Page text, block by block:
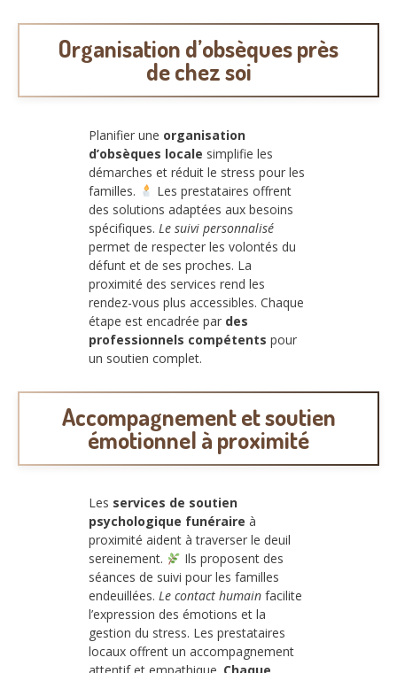
Organisation d’obsèques près
de chez soi
Planifier une organisation
d’obsèques locale simplifie les
démarches et réduit le stress pour les
familles.
Les prestataires offrent
des solutions adaptées aux besoins
spécifiques. Le suivi personnalisé
permet de respecter les volontés du
défunt et de ses proches. La
proximité des services rend les
rendez-vous plus accessibles. Chaque
étape est encadrée par des
professionnels compétents pour
un soutien complet.
Accompagnement et soutien
émotionnel à proximité
Les services de soutien
psychologique funéraire à
proximité aident à traverser le deuil
sereinement.
Ils proposent des
séances de suivi pour les familles
endeuillées. Le contact humain facilite
l’expression des émotions et la
gestion du stress. Les prestataires
locaux offrent un accompagnement